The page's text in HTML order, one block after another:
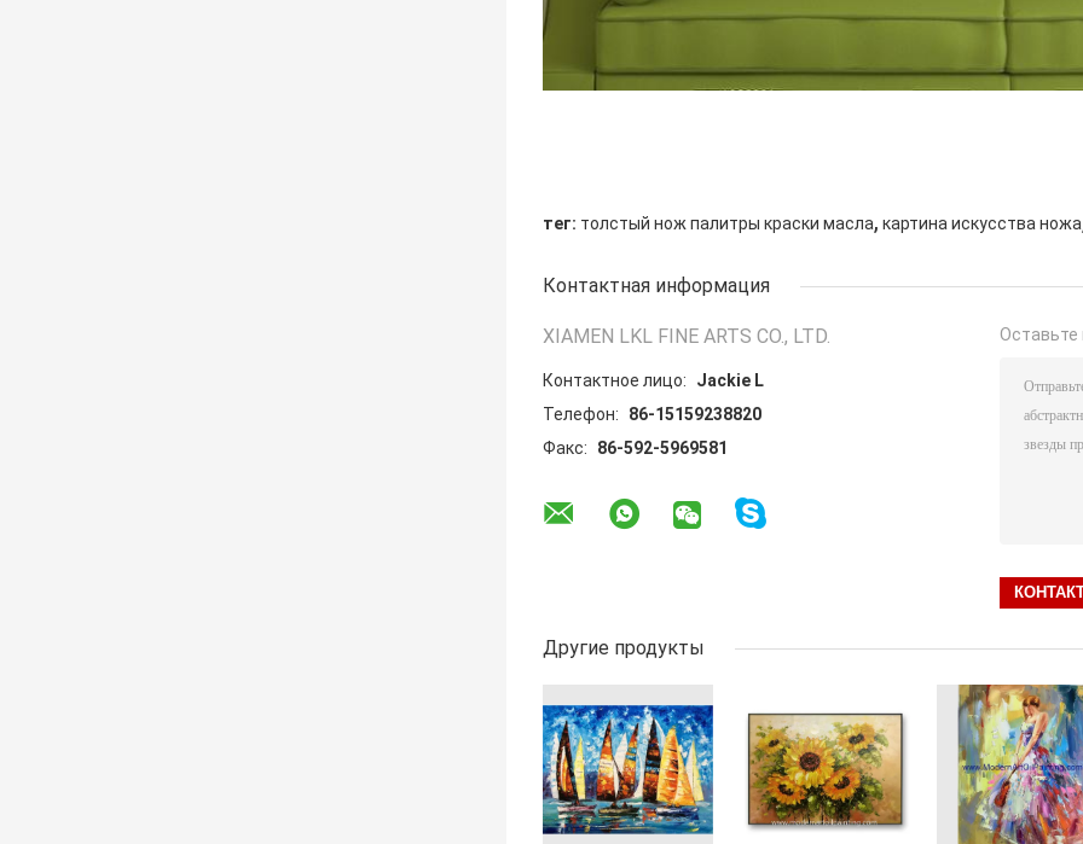
тег: толстый нож палитры краски масла, картина искусства ножа
Контактная информация
XIAMEN LKL FINE ARTS CO., LTD.
Контактное лицо:
Jackie L
Телефон:
86-15159238820
Факс:
86-592-5969581
Оставьте
Другие продукты